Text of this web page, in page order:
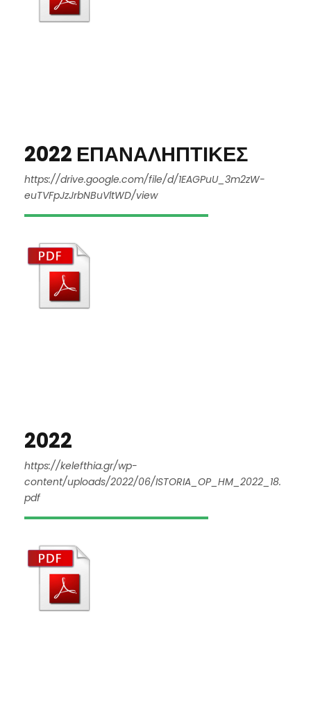
2022 ΕΠΑΝΑΛΗΠΤΙΚΕΣ
https://drive.google.com/file/d/1EAGPuU_3m2zW-
euTVFpJzJrbNBuVltWD/view
2022
https://kelefthia.gr/wp-
content/uploads/2022/06/ISTORIA_OP_HM_2022_18.
pdf